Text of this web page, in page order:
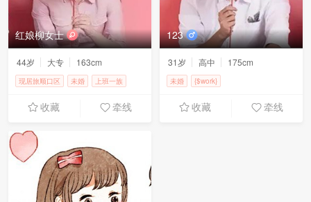
红娘柳女士
44岁 大专 163cm
现居旅顺口区 未婚
上班一族
收藏 牵线
123
31岁 高中 175cm
未婚 {$work}
收藏 牵线